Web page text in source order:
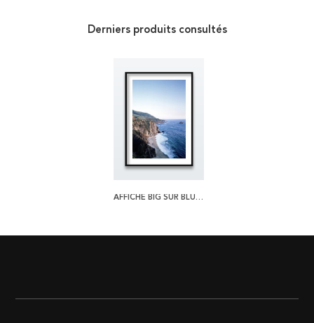
Derniers produits consultés
AFFICHE BIG SUR BLUES